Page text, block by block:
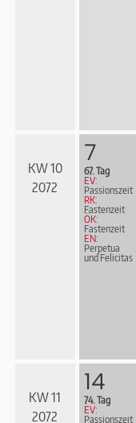
KW 10
2072
7
67. Tag
EV:
Passionszeit
RK:
Fastenzeit
ÖK:
Fastenzeit
EN:
Perpetua
und Felicitas
KW 11
2072
14
74. Tag
EV:
Passionszeit